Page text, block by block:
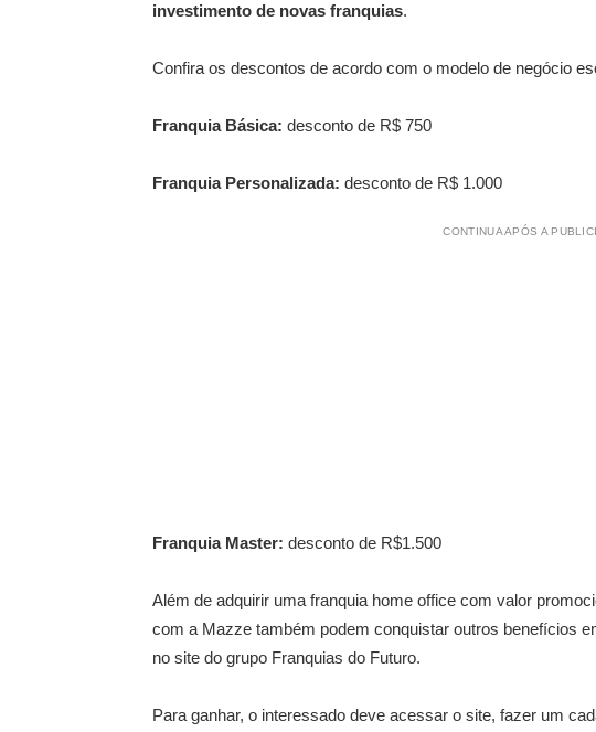
investimento de novas franquias.
Confira os descontos de acordo com o modelo de negócio
Franquia Básica: desconto de R$ 750
Franquia Personalizada: desconto de R$ 1.000
CONTINUA APÓS A
Franquia Master: desconto de R$1.500
Além de adquirir uma franquia home office com valor
com a Mazze também podem conquistar outros benefícios
no site do grupo Franquias do Futuro.
Para ganhar, o interessado deve acessar o site, fazer um